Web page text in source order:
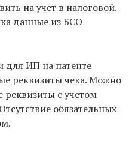
на учет в налоговой.
данные из БСО
для ИП на патенте
реквизиты чека. Можно
с учетом
обязательных